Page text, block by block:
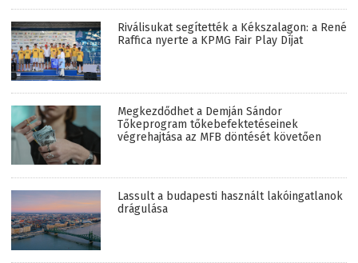
Riválisukat segítették a Kékszalagon: a René
Raffica nyerte a KPMG Fair Play Díjat
Megkezdődhet a Demján Sándor
Tőkeprogram tőkebefektetéseinek
végrehajtása az MFB döntését követően
Lassult a budapesti használt lakóingatlanok
drágulása